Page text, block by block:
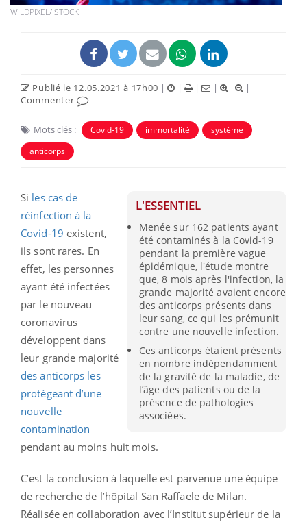
WILDPIXEL/ISTOCK
Publié le 12.05.2021 à 17h00 | | | |
|
Commenter
Mots clés : Covid-19 immortalité
système
anticorps
L'ESSENTIEL
Menée sur 162 patients ayant
été contaminés à la Covid-19
pendant la première vague
épidémique, l'étude montre
que, 8 mois après l'infection, la
grande majorité avaient encore
des anticorps présents dans
leur sang, ce qui les prémunit
contre une nouvelle infection.
Ces anticorps étaient présents
en nombre indépendamment
de la gravité de la maladie, de
l’âge des patients ou de la
présence de pathologies
associées.
Si les cas de
réinfection à la
Covid-19 existent,
ils sont rares. En
effet, les personnes
ayant été infectées
par le nouveau
coronavirus
développent dans
leur grande majorité
des anticorps les
protégeant d’une
nouvelle
contamination
pendant au moins huit mois.
C’est la conclusion à laquelle est parvenue une équipe
de recherche de l’hôpital San Raffaele de Milan.
Réalisée en collaboration avec l’Institut supérieur de la